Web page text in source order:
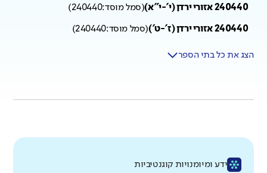
240440 אזורי ירדן (י'-י"א) (סמל מוסד:240440
)
240440 אזורי ירדן (ז'-ט') (סמל מוסד:240440
)
הצג את כל בתי הספר
ידע ומיומנויות קוגנטיביות